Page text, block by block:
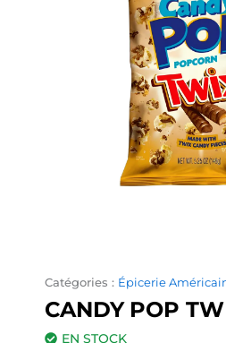
Catégories : Épicerie
CANDY POP
EN STOCK